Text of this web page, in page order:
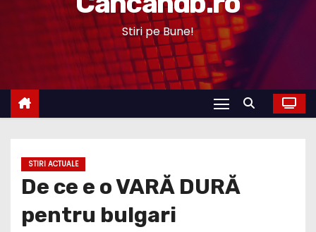
Stiri pe Bune!
STIRI ACTUALE
De ce e o VARĂ DURĂ
pentru bulgari